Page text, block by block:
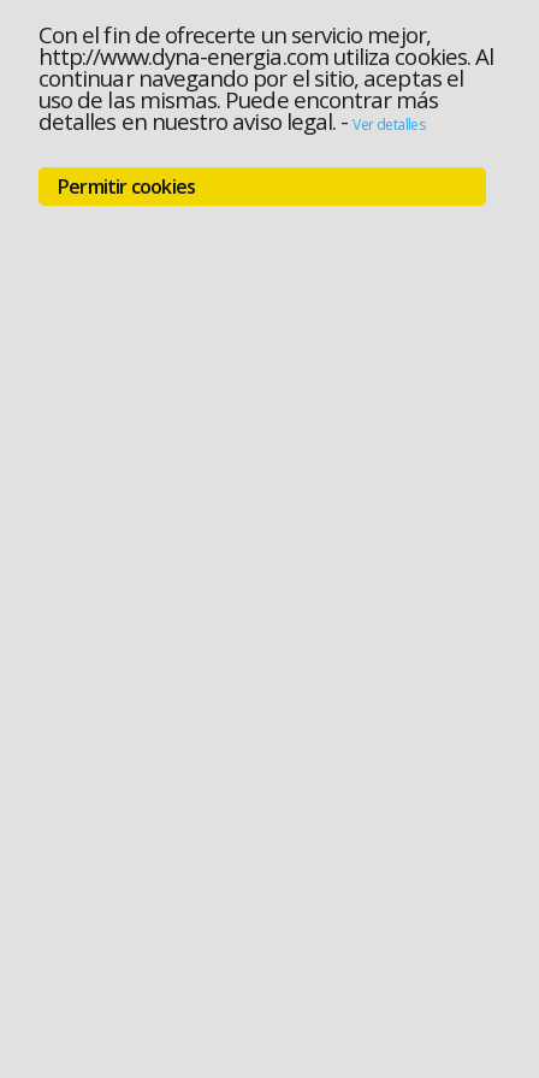
Con el fin de ofrecerte un servicio mejor,
http://www.dyna-energia.com utiliza cookies. Al
continuar navegando por el sitio, aceptas el
uso de las mismas. Puede encontrar más
detalles en nuestro aviso legal. -Ver detalles
Permitir cookies